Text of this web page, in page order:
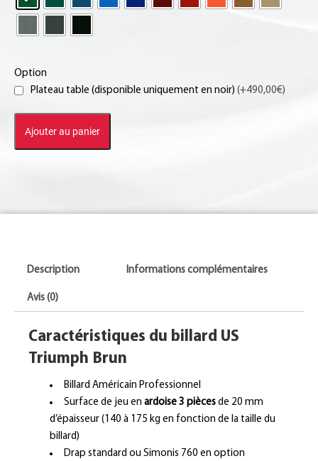
Option
Plateau table (disponible uniquement en noir) (+490,00€)
Ajouter au panier
Description Informations complémentaires
Avis (0)
Caractéristiques du billard US
Triumph Brun
Billard Américain Professionnel
Surface de jeu en ardoise 3 pièces de 20 mm
d’épaisseur (140 à 175 kg en fonction de la taille du
billard)
Drap standard ou Simonis 760 en option